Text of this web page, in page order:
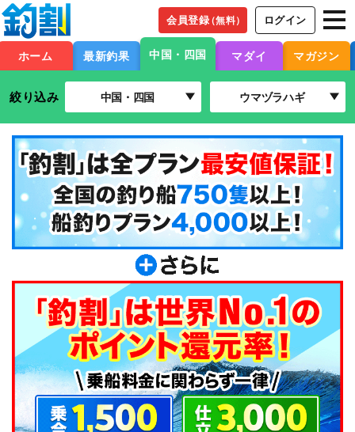
会員登録（無料） ログイン
ホーム 最新釣果 中国・四国 マダイ マガジン
絞り込み 中国・四国 ウマヅラハギ